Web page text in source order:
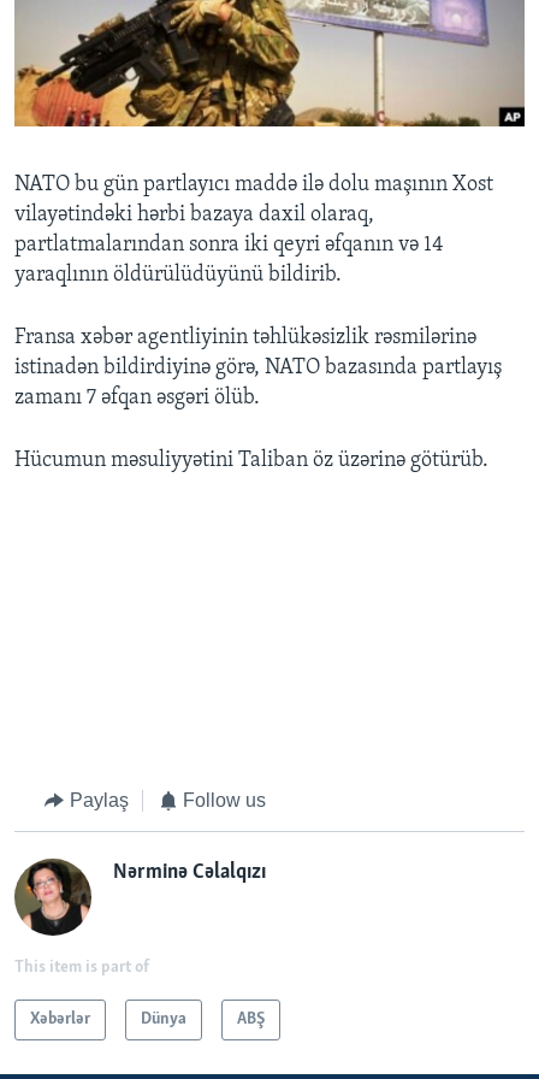
BIZI IZLƏYIN
Dillər
NATO bu gün partlayıcı maddə ilə dolu maşının Xost
vilayətindəki hərbi bazaya daxil olaraq,
partlatmalarından sonra iki qeyri əfqanın və 14
yaraqlının öldürülüdüyünü bildirib.
Fransa xəbər agentliyinin təhlükəsizlik rəsmilərinə
istinadən bildirdiyinə görə, NATO bazasında partlayış
zamanı 7 əfqan əsgəri ölüb.
Hücumun məsuliyyətini Taliban öz üzərinə götürüb.
Paylaş Follow us
Nərminə Cəlalqızı
This item is part of
Xəbərlər Dünya ABŞ